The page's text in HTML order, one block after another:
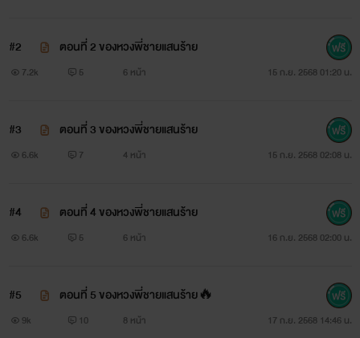
#2 ตอนที่ 2 ของหวงพี่ชายแสนร้าย
7.2k 5 6 หน้า 15 ก.ย. 2568 01:20 น.
#3 ตอนที่ 3 ของหวงพี่ชายแสนร้าย
6.6k 7 4 หน้า 15 ก.ย. 2568 02:08 น.
#4 ตอนที่ 4 ของหวงพี่ชายแสนร้าย
6.6k 5 6 หน้า 16 ก.ย. 2568 02:00 น.
#5 ตอนที่ 5 ของหวงพี่ชายแสนร้าย🔥
9k 10 8 หน้า 17 ก.ย. 2568 14:46 น.